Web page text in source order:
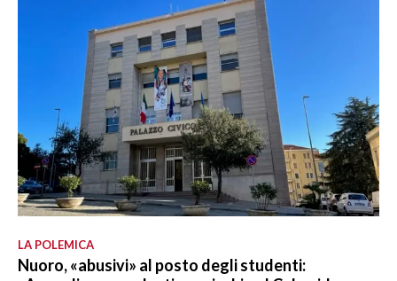
LA POLEMICA
Nuoro, «abusivi» al posto degli studenti: